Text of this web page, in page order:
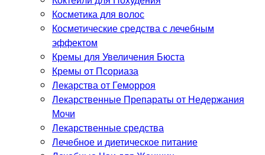
Косметика для волос
Косметические средства с лечебным
эффектом
Кремы для Увеличения Бюста
Кремы от Псориаза
Лекарства от Геморроя
Лекарственные Препараты от Недержания
Мочи
Лекарственные средства
Лечебное и диетическое питание